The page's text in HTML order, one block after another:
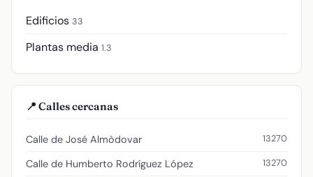
Edificios 33
Plantas media 1.3
📍 Calles cercanas
Calle de José Almòdovar 13270
Calle de Humberto Rodríguez López 13270